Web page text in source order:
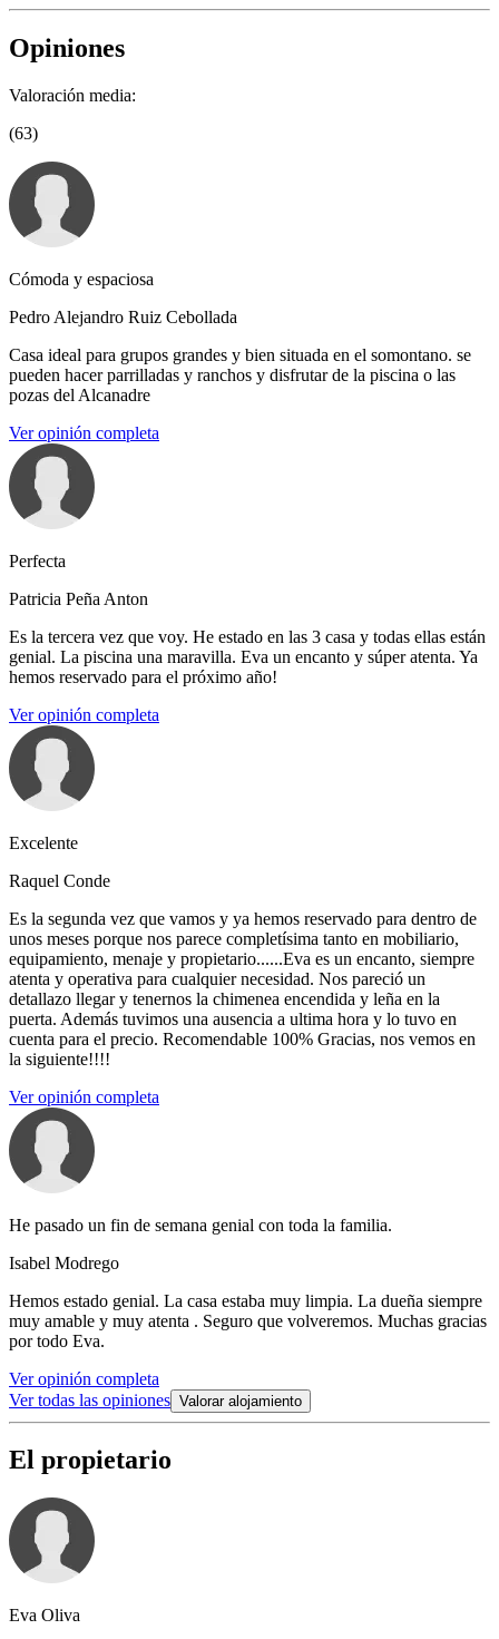
Opiniones
Valoración media:
(63)
Cómoda y espaciosa
Pedro Alejandro Ruiz Cebollada
Casa ideal para grupos grandes y bien situada en el somontano. se
pueden hacer parrilladas y ranchos y disfrutar de la piscina o las
pozas del Alcanadre
Ver opinión completa
Perfecta
Patricia Peña Anton
Es la tercera vez que voy. He estado en las 3 casa y todas ellas están
genial. La piscina una maravilla. Eva un encanto y súper atenta. Ya
hemos reservado para el próximo año!
Ver opinión completa
Excelente
Raquel Conde
Es la segunda vez que vamos y ya hemos reservado para dentro de
unos meses porque nos parece completísima tanto en mobiliario,
equipamiento, menaje y propietario......Eva es un encanto, siempre
atenta y operativa para cualquier necesidad. Nos pareció un
detallazo llegar y tenernos la chimenea encendida y leña en la
puerta. Además tuvimos una ausencia a ultima hora y lo tuvo en
cuenta para el precio. Recomendable 100% Gracias, nos vemos en
la siguiente!!!!
Ver opinión completa
He pasado un fin de semana genial con toda la familia.
Isabel Modrego
Hemos estado genial. La casa estaba muy limpia. La dueña siempre
muy amable y muy atenta . Seguro que volveremos. Muchas gracias
por todo Eva.
Ver opinión completa
Ver todas las opiniones Valorar alojamiento
El propietario
Eva Oliva